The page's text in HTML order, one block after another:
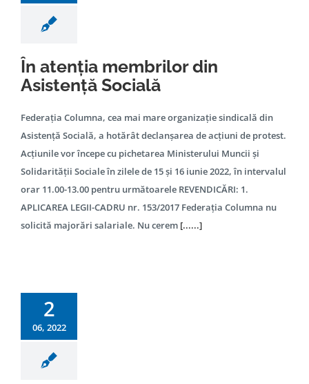
În atenția membrilor din
Asistență Socială
Federația Columna, cea mai mare organizație sindicală din
Asistență Socială, a hotărât declanșarea de acțiuni de protest.
Acțiunile vor începe cu pichetarea Ministerului Muncii și
Solidarității Sociale în zilele de 15 și 16 iunie 2022, în intervalul
orar 11.00-13.00 pentru următoarele REVENDICĂRI: 1.
APLICAREA LEGII-CADRU nr. 153/2017 Federația Columna nu
solicită majorări salariale. Nu cerem [......]
2
06, 2022